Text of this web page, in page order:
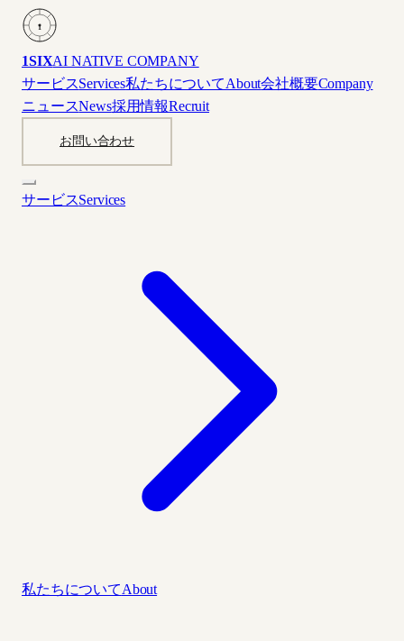
1
1SIXAI NATIVE COMPANY
サービスServices私たちについてAbout会社概要Company
ニュースNews採用情報Recruit
お問い合わせ
サービスServices
私たちについてAbout